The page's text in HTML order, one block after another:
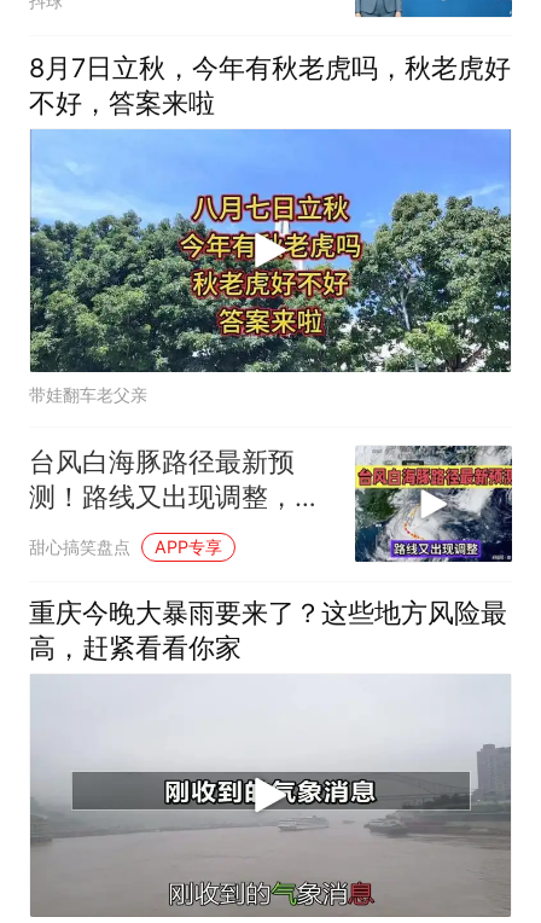
8月7日立秋，今年有秋老虎吗，秋老虎好
不好，答案来啦
带娃翻车老父亲
台风白海豚路径最新预
测！路线又出现调整，沿
海居民务必留意
甜心搞笑盘点 APP专享
重庆今晚大暴雨要来了？这些地方风险最
高，赶紧看看你家